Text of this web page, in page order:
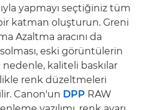
yapmayı seçtiğiniz tüm
katman oluşturun. Greni
Azaltma aracını da
eski görüntülerin
kaliteli baskılar
renk düzeltmeleri
Canon'un DPP RAW